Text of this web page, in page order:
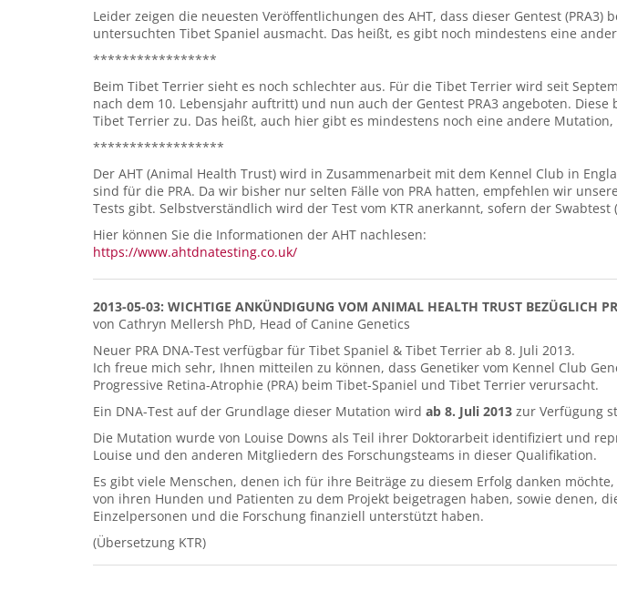
Leider zeigen die neuesten Veröffentlichungen des AHT, dass dieser Gentest
untersuchten Tibet Spaniel ausmacht. Das heißt, es gibt noch mindestens eine
*****************
Beim Tibet Terrier sieht es noch schlechter aus. Für die Tibet Terrier wird seit
nach dem 10. Lebensjahr auftritt) und nun auch der Gentest PRA3 angeboten.
Tibet Terrier zu. Das heißt, auch hier gibt es mindestens noch eine andere
******************
Der AHT (Animal Health Trust) wird in Zusammenarbeit mit dem Kennel Club in
sind für die PRA. Da wir bisher nur selten Fälle von PRA hatten, empfehlen wir
Tests gibt. Selbstverständlich wird der Test vom KTR anerkannt, sofern der
Hier können Sie die Informationen der AHT nachlesen:
https://www.ahtdnatesting.co.uk/
2013-05-03: WICHTIGE ANKÜNDIGUNG VOM ANIMAL HEALTH TRUST BEZÜGLICH
von Cathryn Mellersh PhD, Head of Canine Genetics
Neuer PRA DNA-Test verfügbar für Tibet Spaniel & Tibet Terrier ab 8. Juli 2013.
Ich freue mich sehr, Ihnen mitteilen zu können, dass Genetiker vom Kennel Club
Progressive Retina-Atrophie (PRA) beim Tibet-Spaniel und Tibet Terrier verursacht.
Ein DNA-Test auf der Grundlage dieser Mutation wird ab 8. Juli 2013 zur Verfügung
Die Mutation wurde von Louise Downs als Teil ihrer Doktorarbeit identifiziert und
Louise und den anderen Mitgliedern des Forschungsteams in dieser Qualifikation.
Es gibt viele Menschen, denen ich für ihre Beiträge zu diesem Erfolg danken
von ihren Hunden und Patienten zu dem Projekt beigetragen haben, sowie denen,
Einzelpersonen und die Forschung finanziell unterstützt haben.
(Übersetzung KTR)